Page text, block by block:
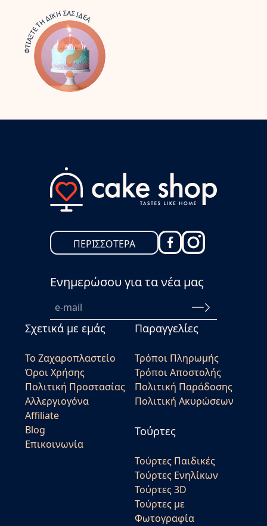
ΦΤΙΑΞΤΕ ΤΗ ΔΙΚΗ ΣΑΣ ΙΔΕΑ
ΠΕΡΙΣΣΟΤΕΡΑ
Ενημερώσου για τα νέα μας
Σχετικά με εμάς
Το Ζαχαροπλαστείο
Όροι Χρήσης
Πολιτική Προστασίας
Αλλεργιογόνα
Affiliate
Blog
Επικοινωνία
Παραγγελίες
Τρόποι Πληρωμής
Τρόποι Αποστολής
Πολιτική Παράδοσης
Πολιτική Ακυρώσεων
Τούρτες
Τούρτες Παιδικές
Τούρτες Ενηλίκων
Τούρτες 3D
Τούρτες με
Φωτογραφία